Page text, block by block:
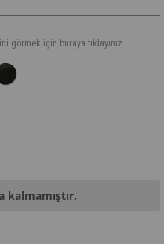
görmek için buraya tıklayınız
kalmamıştır.